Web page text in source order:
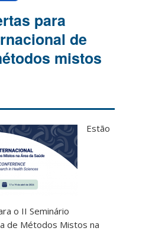
para
de
mistos
Estão
o II Seminário
de Métodos Mistos na